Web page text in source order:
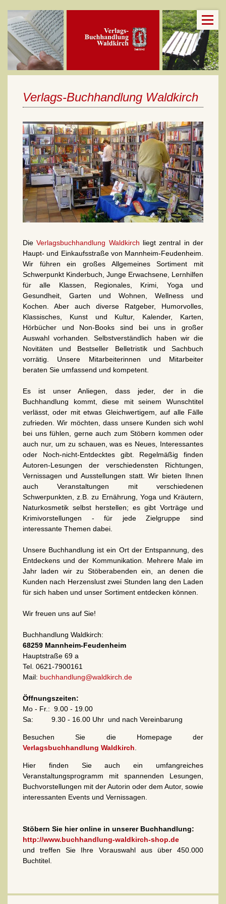
Verlags-Buchhandlung Waldkirch
DieVerlagsbuchhandlung Waldkirch liegt zentral in der
Haupt- und Einkaufsstraße von Mannheim-Feudenheim.
Wir führen ein großes Allgemeines Sortiment mit
Schwerpunkt Kinderbuch, Junge Erwachsene, Lernhilfen
für alle Klassen, Regionales, Krimi, Yoga und
Gesundheit, Garten und Wohnen, Wellness und
Kochen. Aber auch diverse Ratgeber, Humorvolles,
Klassisches, Kunst und Kultur, Kalender, Karten,
Hörbücher und Non-Books sind bei uns in großer
Auswahl vorhanden. Selbstverständlich haben wir die
Novitäten und Bestseller Belletristik und Sachbuch
vorrätig. Unsere Mitarbeiterinnen und Mitarbeiter
beraten Sie umfassend und kompetent.
Es ist unser Anliegen, dass jeder, der in die
Buchhandlung kommt, diese mit seinem Wunschtitel
verlässt, oder mit etwas Gleichwertigem, auf alle Fälle
zufrieden. Wir möchten, dass unsere Kunden sich wohl
bei uns fühlen, gerne auch zum Stöbern kommen oder
auch nur, um zu schauen, was es Neues, Interessantes
oder Noch-nicht-Entdecktes gibt. Regelmäßig finden
Autoren-Lesungen der verschiedensten Richtungen,
Vernissagen und Ausstellungen statt. Wir bieten Ihnen
auch Veranstaltungen mit verschiedenen
Schwerpunkten, z.B. zu Ernährung, Yoga und Kräutern,
Naturkosmetik selbst herstellen; es gibt Vorträge und
Krimivorstellungen - für jede Zielgruppe sind
interessante Themen dabei.
Unsere Buchhandlung ist ein Ort der Entspannung, des
Entdeckens und der Kommunikation. Mehrere Male im
Jahr laden wir zu Stöberabenden ein, an denen die
Kunden nach Herzenslust zwei Stunden lang den Laden
für sich haben und unser Sortiment entdecken können.
Wir freuen uns auf Sie!
Buchhandlung Waldkirch:
68259 Mannheim-Feudenheim
Hauptstraße 69 a
Tel. 0621-7900161
Mail: buchhandlung@waldkirch.de
Öffnungszeiten:
Mo - Fr.: 9.00 - 19.00
Sa: 9.30 - 16.00 Uhr und nach Vereinbarung
Besuchen Sie die Homepage der
Verlagsbuchhandlung Waldkirch
Hier finden Sie auch ein umfangreiches
Veranstaltungsprogramm mit spannenden Lesungen,
Buchvorstellungen mit der Autorin oder dem Autor, sowie
interessanten Events und Vernissagen.
Stöbern Sie hier online in unserer Buchhandlung:
http://www.buchhandlung-waldkirch-shop.de
und treffen Sie Ihre Vorauswahl aus über 450.000
Buchtitel.